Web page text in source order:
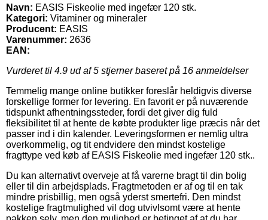
Navn: EASIS Fiskeolie med ingefær 120 stk.
Kategori: Vitaminer og mineraler
Producent: EASIS
Varenummer: 2636
EAN:
Vurderet til 4.9 ud af 5 stjerner baseret på 16 anmeldelser
Temmelig mange online butikker foreslår heldigvis diverse
forskellige former for levering. En favorit er på nuværende
tidspunkt afhentningssteder, fordi det giver dig fuld
fleksibilitet til at hente de købte produkter lige præcis når det
passer ind i din kalender. Leveringsformen er nemlig ultra
overkommelig, og tit endvidere den mindst kostelige
fragttype ved køb af EASIS Fiskeolie med ingefær 120 stk..
Du kan alternativt overveje at få varerne bragt til din bolig
eller til din arbejdsplads. Fragtmetoden er af og til en tak
mindre prisbillig, men også yderst smertefri. Den mindst
kostelige fragtmulighed vil dog utvivlsomt være at hente